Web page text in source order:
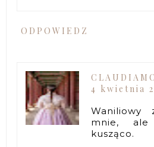
ODPOWIEDZ
4 kwietnia
Waniliowy
mnie,
kusząco.